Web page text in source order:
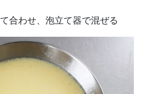
合わせ、泡立て器で混ぜる